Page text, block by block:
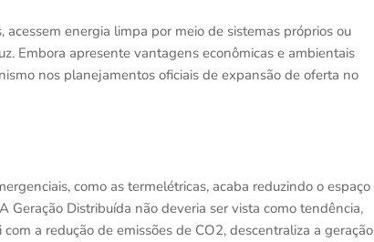
energia limpa por meio de sistemas próprios ou
Embora apresente vantagens econômicas e ambientais
nos planejamentos oficiais de expansão de oferta no
como as termelétricas, acaba reduzindo o espaço
Geração Distribuída não deveria ser vista como tendência,
a redução de emissões de CO2, descentraliza a geração